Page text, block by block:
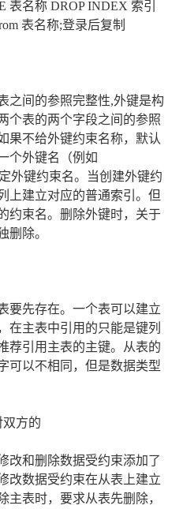
表名称 DROP INDEX 索引
表名称;登录后复制
之间的参照完整性,外键是构
个表的两个字段之间的参照
果不给外键约束名称，默认
个外键名（例如
外键约束名。当创建外键约
上建立对应的普通索引。但
约束名。删除外键时，关于
删除。
要先存在。一个表可以建立
在主表中引用的只能是键列
荐引用主表的主键。从表的
可以不相同，但是数据类型
双方的
改和删除数据受约束添加了
改数据受约束在从表上建立
主表时，要求从表先删除，